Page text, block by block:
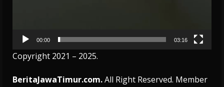
00:00 03:16
Copyright 2021 – 2025.
BeritaJawaTimur.com.All Right Reserved. Member